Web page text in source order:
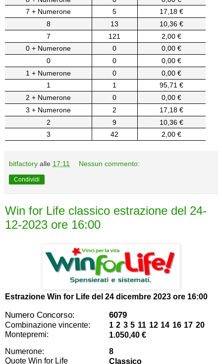
7 + Numerone
5
17,18 €
8
13
10,36 €
7
121
2,00 €
0 + Numerone
0
0,00 €
0
0
0,00 €
1 + Numerone
0
0,00 €
1
1
95,71 €
2 + Numerone
0
0,00 €
3 + Numerone
2
17,18 €
2
9
10,36 €
3
42 2,00 €
bitfactory alle 17:11 Nessun commento:
Condividi
Win for Life classico estrazione del 24-
12-2023 ore 16:00
Estrazione Win for Life del 24 dicembre 2023 ore 16:00
Numero Concorso: 6079
Combinazione vincente:
1 2 3 5 11 12 14 16 17 20
Montepremi:
1.050,40 €
Numerone:
8
Quote Win for Life
Classico